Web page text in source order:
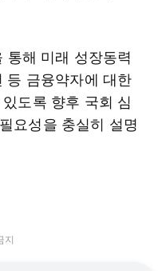
통해 미래 성장동력
등 금융약자에 대한
도록 향후 국회 심
요성을 충실히 설명
지